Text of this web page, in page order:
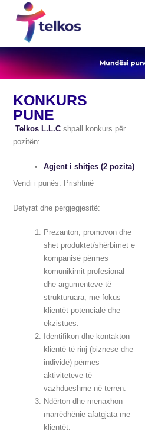
KONKURS
PUNE
Telkos L.L.C shpall konkurs për
pozitën:
Agjent i shitjes (2 pozita)
Vendi i punës: Prishtinë
Detyrat dhe pergjegjesitë:
Prezanton, promovon dhe
shet produktet/shërbimet e
kompanisë përmes
komunikimit profesional
dhe argumenteve të
strukturuara, me fokus
klientët potencialë dhe
ekzistues.
Identifikon dhe kontakton
klientë të rinj (biznese dhe
individë) përmes
aktiviteteve të
vazhdueshme në terren.
Ndërton dhe menaxhon
marrëdhënie afatgjata me
klientët.